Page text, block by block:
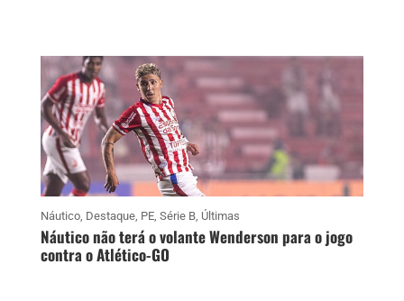
Náutico, Destaque, PE, Série B, Últimas
Náutico não terá o volante Wenderson para o jogo
contra o Atlético-GO